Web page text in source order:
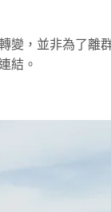
變，並非為了離
結。